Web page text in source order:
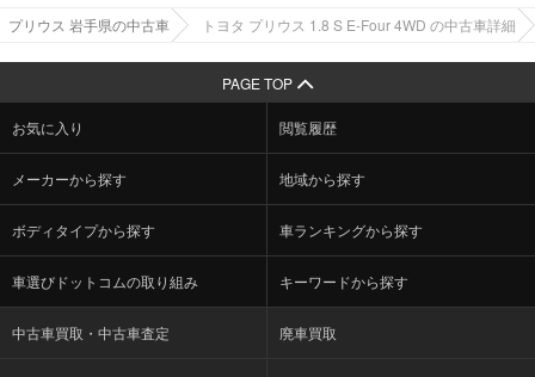
PAGE TOP
お気に入り 閲覧履歴
メーカーから探す 地域から探す
ボディタイプから探す 車ランキングから探す
車選びドットコムの取り組み キーワードから探す